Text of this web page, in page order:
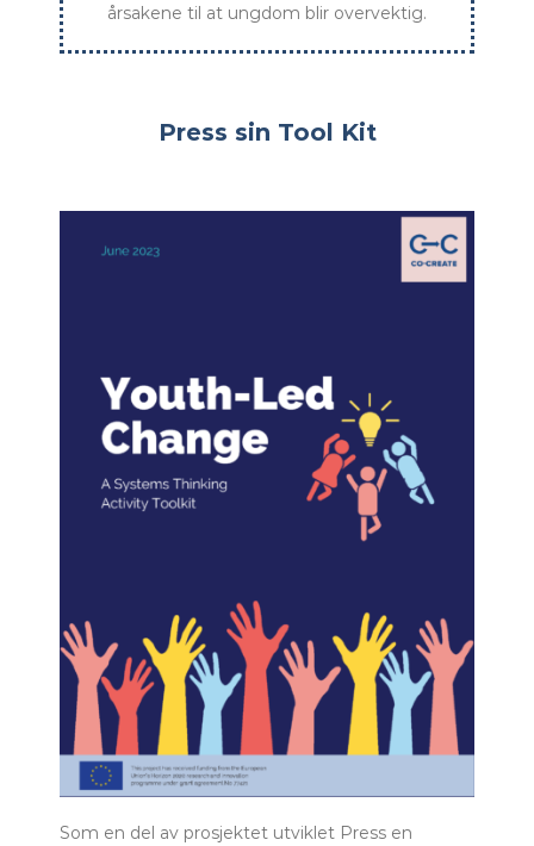
årsakene til at ungdom blir overvektig.
Press sin Tool Kit
Som en del av prosjektet utviklet Press en